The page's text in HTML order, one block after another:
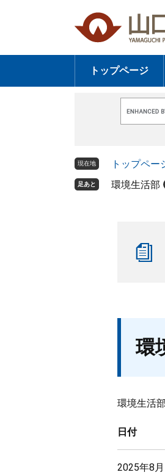
の
頭
ー
飛
トップページ
o
e
ス
現在地 トップペー
足あと 環境生活部
環
環境生活
日付
2025年8